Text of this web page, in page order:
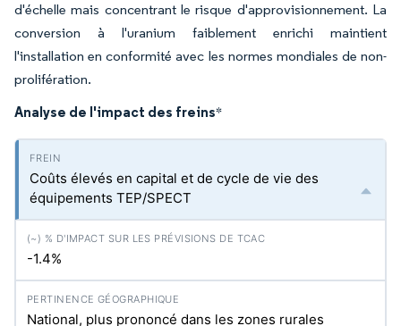
d'échelle mais concentrant le risque d'approvisionnement. La
conversion à l'uranium faiblement enrichi maintient
l'installation en conformité avec les normes mondiales de non-
prolifération.
Analyse de l'impact des freins*
Coûts élevés en capital et de cycle de vie des
équipements TEP/SPECT
-1.4%
National, plus prononcé dans les zones rurales